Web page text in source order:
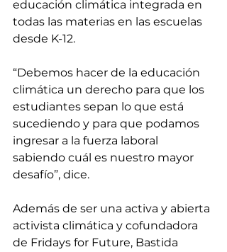
educación climática integrada en
todas las materias en las escuelas
desde K-12.
“Debemos hacer de la educación
climática un derecho para que los
estudiantes sepan lo que está
sucediendo y para que podamos
ingresar a la fuerza laboral
sabiendo cuál es nuestro mayor
desafío”, dice.
Además de ser una activa y abierta
activista climática y cofundadora
de Fridays for Future, Bastida